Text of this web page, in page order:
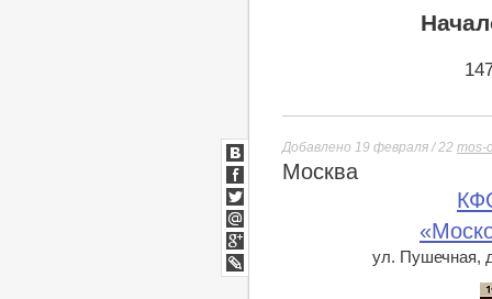
Добавлено 19 февраля / 22 mos-
Москва
ул. Пушечная,
ВКонтакте
Facebook
Twitter
Мой
Мир
Google+
lj